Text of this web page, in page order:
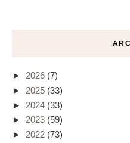
► 2026 (7)
► 2025 (33)
► 2024 (33)
► 2023 (59)
► 2022 (73)